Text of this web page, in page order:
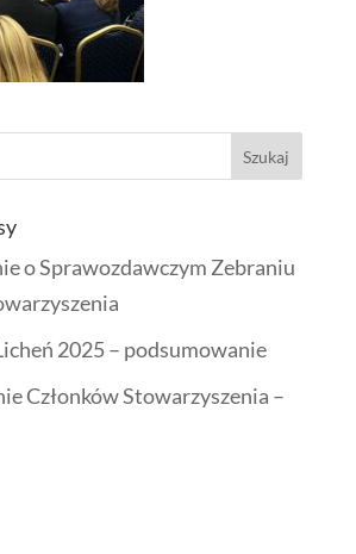
o Sprawozdawczym Zebraniu
2025 – podsumowanie
Członków Stowarzyszenia –